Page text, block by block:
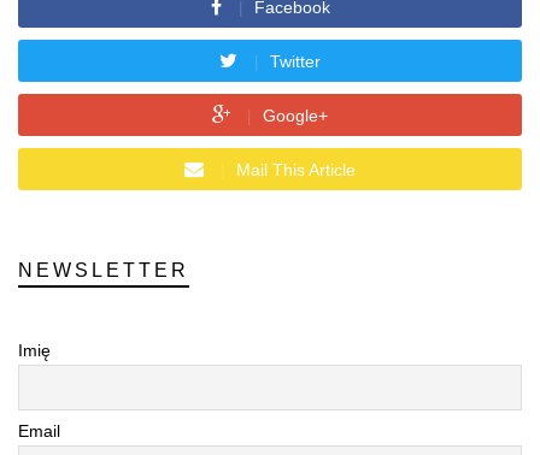
Facebook
Twitter
Google+
Mail This Article
NEWSLETTER
Imię
Email